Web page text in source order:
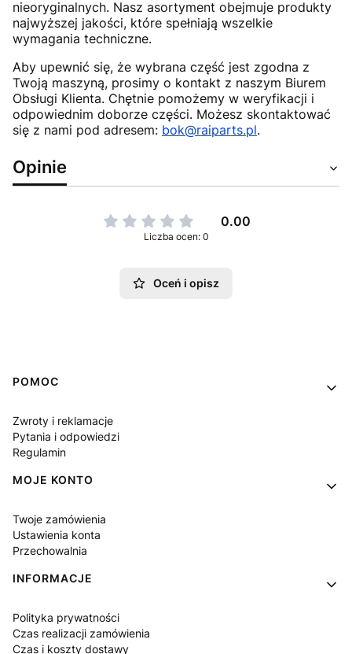
nieoryginalnych. Nasz asortyment obejmuje produkty
najwyższej jakości, które spełniają wszelkie
wymagania techniczne.
Aby upewnić się, że wybrana część jest zgodna z
Twoją maszyną, prosimy o kontakt z naszym Biurem
Obsługi Klienta. Chętnie pomożemy w weryfikacji i
odpowiednim doborze części. Możesz skontaktować
się z nami pod adresem: bok@raiparts.pl.
Opinie
0.00
Liczba ocen: 0
Oceń i opisz
Linki w stopce
POMOC
Zwroty i reklamacje
Pytania i odpowiedzi
Regulamin
MOJE KONTO
Twoje zamówienia
Ustawienia konta
Przechowalnia
INFORMACJE
Polityka prywatności
Czas realizacji zamówienia
Czas i koszty dostawy